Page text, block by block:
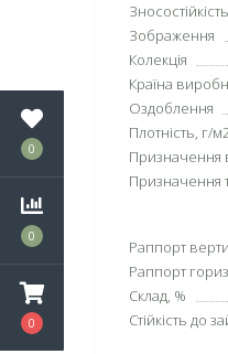
0
0
0
Зображення
Колекція
Країна
Оздоблення
Плотність, г/
Призначення
Призначення
Раппорт
Раппорт
Склад, %
Стійкість до